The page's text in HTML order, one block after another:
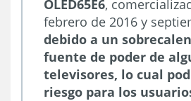
OLED65E6,
febrero de 2016 y
debido a un
fuente de poder de
televisores, lo cual
riesgo para los